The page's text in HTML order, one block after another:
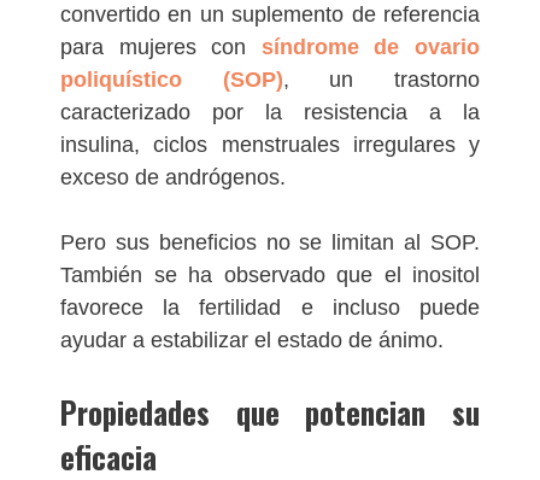
convertido en un suplemento de referencia
para mujeres con síndrome de ovario
poliquístico (SOP), un trastorno
caracterizado por la resistencia a la
insulina, ciclos menstruales irregulares y
exceso de andrógenos.
Pero sus beneficios no se limitan al SOP.
También se ha observado que el inositol
favorece la fertilidad e incluso puede
ayudar a estabilizar el estado de ánimo.
Propiedades que potencian su
eficacia